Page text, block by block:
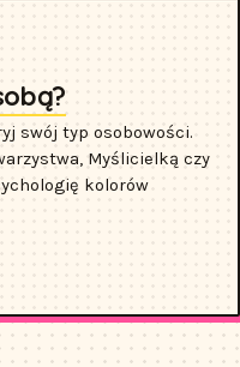
swój typ osobowości.
Myślicielką czy
kolorów